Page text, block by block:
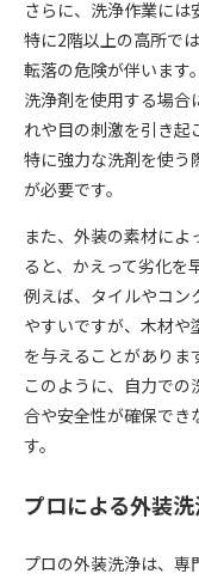
さらに、洗浄作業には
特に2階以上の高所で
転落の危険が伴います。
洗浄剤を使用する場合
れや目の刺激を引き起
特に強力な洗剤を使う
が必要です。
また、外装の素材に
ると、かえって劣化を
例えば、タイルやコン
やすいですが、木材や
を与えることがありま
このように、自力で
合や安全性が確保でき
す。
プロによる外装
プロの外装洗浄は、